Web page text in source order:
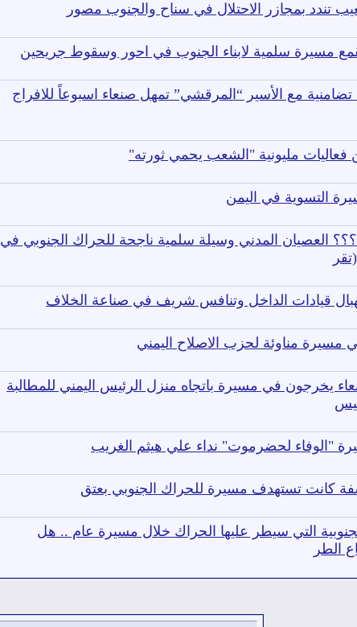
تندد بمجازر الاحتلال في سناح والجنوب مصور
مسيرة سلمية لابناء الجنوب في احور وسقوط جريحين
مع الأسير “المرقشي” تمهل صنعاء اسبوعاً للافراج
التسوية في اليمن
العصيان المدني وسيلة سلمية ناجحة للحراك الجنوبي في
قيادات الداخل وتنافس شريف في صناعة الخلاف
مسيرة مناوئة لحزب الاصلاح اليمني
يخرجون في مسيرة باتجاه منزل الرئيس اليمني للمطالبة
"الوفاء لحضرموت" نداء علي هيثم الغريب
كانت تستهدف مسيرة للحراك الجنوبي بعتق
التي سيطر عليها الحراك خلال مسيرة عام .. هل
الطر